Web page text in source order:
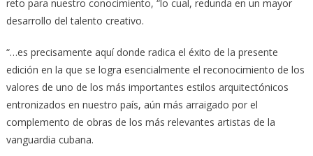
reto para nuestro conocimiento, “lo cual, redunda en un mayor
desarrollo del talento creativo.
“…es precisamente aquí donde radica el éxito de la presente
edición en la que se logra esencialmente el reconocimiento de los
valores de uno de los más importantes estilos arquitectónicos
entronizados en nuestro país, aún más arraigado por el
complemento de obras de los más relevantes artistas de la
vanguardia cubana.